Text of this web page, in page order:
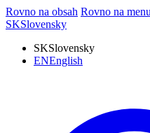
Rovno na obsah Rovno na menu
SKSlovensky
SKSlovensky
ENEnglish